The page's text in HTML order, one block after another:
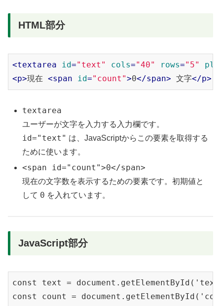
HTML部分
<textarea id="text" cols="40" rows="5"
<p>現在 <span id="count">0</span> 文字</p>
textarea
ユーザーが文字を入力する入力欄です。
id="text" は、JavaScriptからこの要素を取得する
ために使います。
<span id="count">0</span>
現在の文字数を表示するための要素です。初期値と
して 0 を入れています。
JavaScript部分
const text =